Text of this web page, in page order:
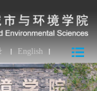
English